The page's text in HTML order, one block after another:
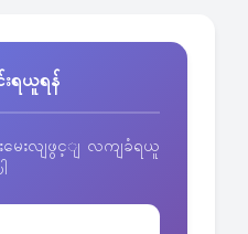
ရယူရန်
မေးလျဖွင့ျ လကျခံရယူ